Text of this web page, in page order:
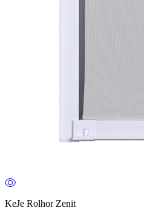
KeJe Rolhor Zenit